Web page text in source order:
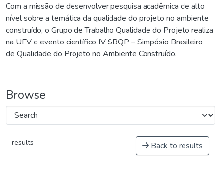
Com a missão de desenvolver pesquisa acadêmica de alto
nível sobre a temática da qualidade do projeto no ambiente
construído, o Grupo de Trabalho Qualidade do Projeto realiza
na UFV o evento científico IV SBQP – Simpósio Brasileiro
de Qualidade do Projeto no Ambiente Construído.
Browse
results Back to results